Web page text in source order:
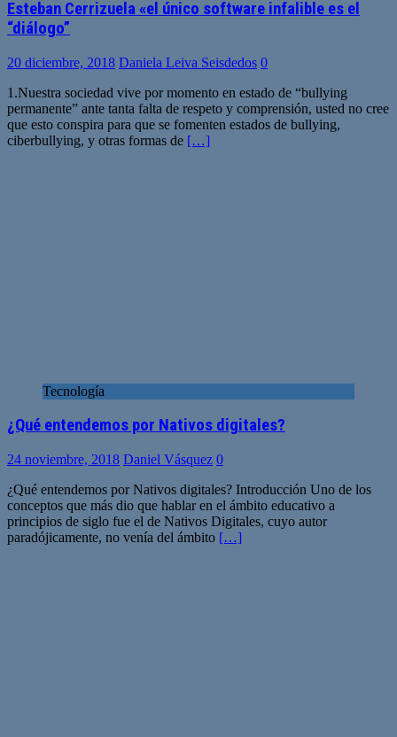
Esteban Cerrizuela «el único software infalible es el
“diálogo”
20 diciembre, 2018 Daniela Leiva Seisdedos 0
1.Nuestra sociedad vive por momento en estado de “bullying
permanente” ante tanta falta de respeto y comprensión, usted no cree
que esto conspira para que se fomenten estados de bullying,
ciberbullying, y otras formas de […]
Tecnología
¿Qué entendemos por Nativos digitales?
24 noviembre, 2018 Daniel Vásquez 0
¿Qué entendemos por Nativos digitales? Introducción Uno de los
conceptos que más dio que hablar en el ámbito educativo a
principios de siglo fue el de Nativos Digitales, cuyo autor
paradójicamente, no venía del ámbito […]